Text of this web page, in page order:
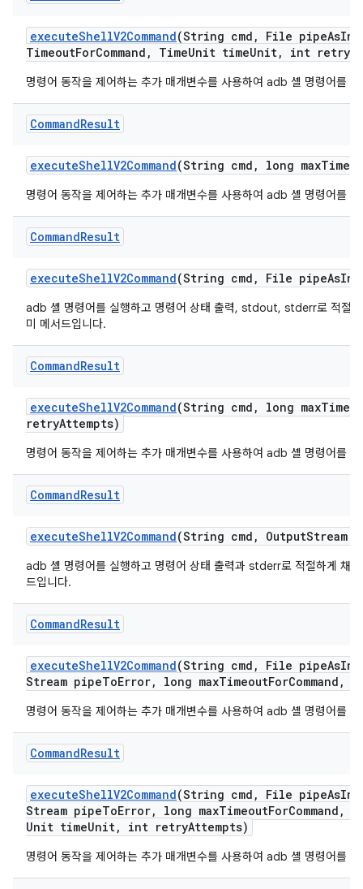
executeShellV2Command(String cmd , File pipeAs
TimeoutForCommand , TimeUnit timeUnit, int retry
명령어 동작을 제어하는 추가 매개변수를 사용하여 adb 셸 명령어를
CommandResult
executeShellV2Command(String cmd , long max
명령어 동작을 제어하는 추가 매개변수를 사용하여 adb 셸 명령어를
CommandResult
executeShellV2Command(String cmd , File pipeAs
adb 셸 명령어를 실행하고 명령어 상태 출력, stdout, stderr로 적절
미 메서드입니다.
CommandResult
executeShellV2Command(String cmd , long max
retryAttempts)
명령어 동작을 제어하는 추가 매개변수를 사용하여 adb 셸 명령어를
CommandResult
executeShellV2Command(String cmd , OutputStream
adb 셸 명령어를 실행하고 명령어 상태 출력과 stderr로 적절하게 채
드입니다.
CommandResult
executeShellV2Command(String cmd , File pipeAs
Stream pipeToError, long maxTimeoutForCommand ,
명령어 동작을 제어하는 추가 매개변수를 사용하여 adb 셸 명령어를
CommandResult
executeShellV2Command(String cmd , File pipeAs
Stream pipeToError, long maxTimeoutForCommand ,
Unit timeUnit, int retryAttempts)
명령어 동작을 제어하는 추가 매개변수를 사용하여 adb 셸 명령어를